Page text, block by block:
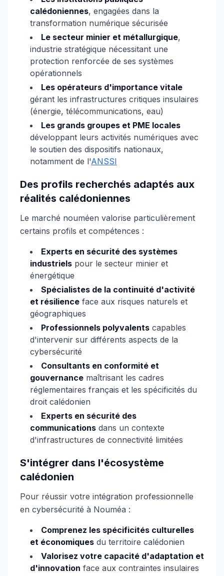
calédoniennes, engagées dans la
transformation numérique sécurisée
Le secteur minier et métallurgique,
industrie stratégique nécessitant une
protection renforcée de ses systèmes
opérationnels
Les opérateurs d'importance vitale
gérant les infrastructures critiques insulaires
(énergie, télécommunications, eau)
Les grands groupes et PME locales
développant leurs activités numériques avec
le soutien des dispositifs nationaux,
notamment de l'ANSSI
Des profils recherchés adaptés aux
réalités calédoniennes
Le marché nouméen valorise particulièrement
certains profils et compétences :
Experts en sécurité des systèmes
industriels pour le secteur minier et
énergétique
Spécialistes de la continuité d'activité
et résilience face aux risques naturels et
géographiques
Professionnels polyvalents capables
d'intervenir sur différents aspects de la
cybersécurité
Consultants en conformité et
gouvernance maîtrisant les cadres
réglementaires français et les spécificités du
droit calédonien
Experts en sécurité des
communications dans un contexte
d'infrastructures de connectivité limitées
S'intégrer dans l'écosystème
calédonien
Pour réussir votre intégration professionnelle
en cybersécurité à Nouméa :
Comprenez les spécificités culturelles
et économiques du territoire calédonien
Valorisez votre capacité d'adaptation et
d'innovation face aux contraintes insulaires